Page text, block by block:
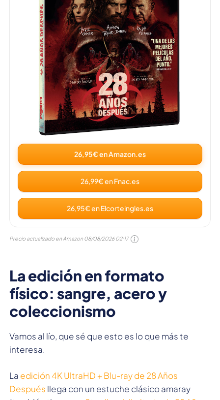
26,95€ en Amazon.es
26,99€ en Fnac.es
26,95€ en Elcorteingles.es
Precio actualizado en Amazon 08/08/2026 02:17
La edición en formato
físico: sangre, acero y
coleccionismo
Vamos al lío, que sé que esto es lo que más te
interesa.
La edición 4K UltraHD + Blu-ray de 28 Años
Después llega con un estuche clásico amaray